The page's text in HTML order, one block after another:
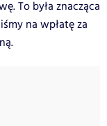
To była znacząca
na wpłatę za